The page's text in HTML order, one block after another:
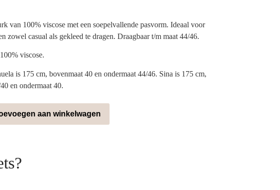
van 100% viscose met een soepelvallende pasvorm. Ideaal voor
zowel casual als gekleed te dragen. Draagbaar t/m maat 44/46.
viscose.
is 175 cm, bovenmaat 40 en ondermaat 44/46. Sina is 175 cm,
en ondermaat 40.
aan winkelwagen